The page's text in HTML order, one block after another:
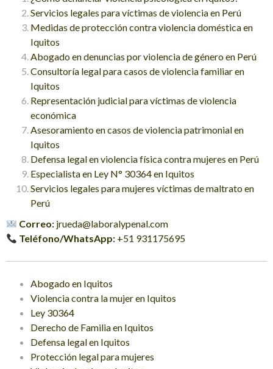
Servicios legales para víctimas de violencia en Perú
Medidas de protección contra violencia doméstica en
Iquitos
Abogado en denuncias por violencia de género en Perú
Consultoría legal para casos de violencia familiar en
Iquitos
Representación judicial para víctimas de violencia
económica
Asesoramiento en casos de violencia patrimonial en
Iquitos
Defensa legal en violencia física contra mujeres en Perú
Especialista en Ley N° 30364 en Iquitos
Servicios legales para mujeres víctimas de maltrato en
Perú
Correo: jrueda@laboralypenal.com
Teléfono/WhatsApp: +51 931175695
Abogado en Iquitos
Violencia contra la mujer en Iquitos
Ley 30364
Derecho de Familia en Iquitos
Defensa legal en Iquitos
Protección legal para mujeres